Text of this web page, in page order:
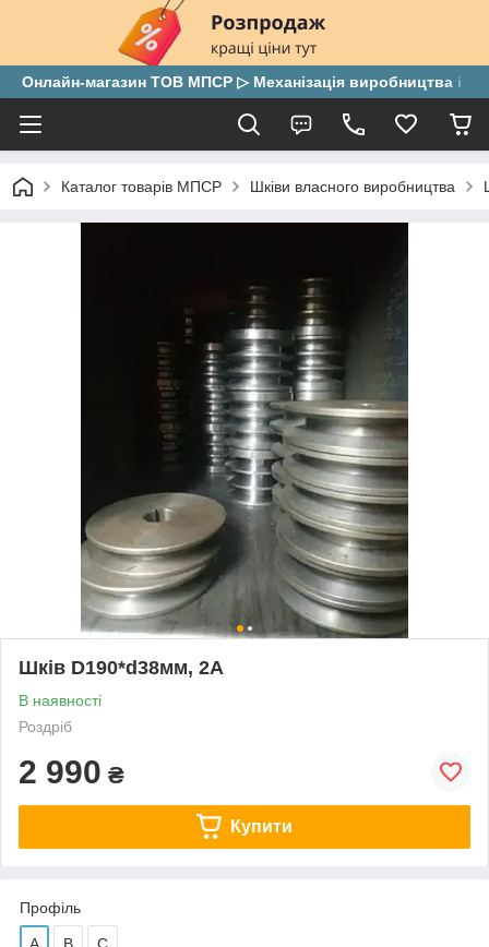
Онлайн-магазин ТОВ МПСР ▷ Механізація виробництва і
Каталог товарів МПСР Шківи власного виробництва
Шків D190*d38мм, 2А
В наявності
Роздріб
2 990 ₴
Купити
Профіль
А В С